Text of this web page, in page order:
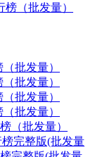
（批发量）
批发量）
批发量）
批发量）
批发量）
（批发量）
完整版(批发量